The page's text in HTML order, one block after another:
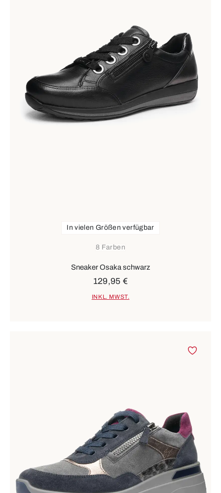
8 Farben
In vielen Größen verfügbar
Sneaker Osaka schwarz
129,95 €
INKL. MWST.